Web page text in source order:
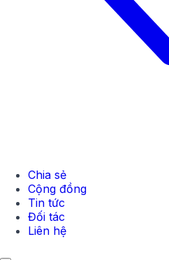
Chia sẻ
Cộng đồng
Tin tức
Đối tác
Liên hệ